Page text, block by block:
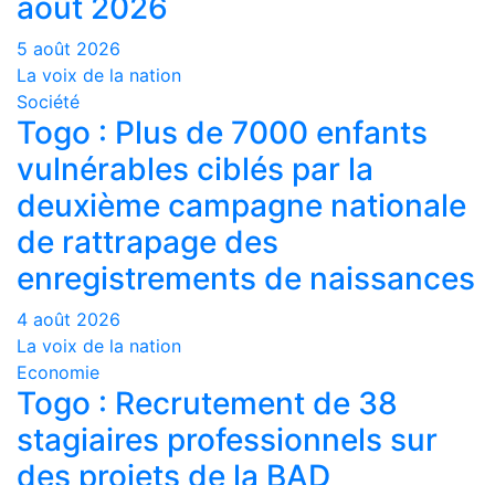
août 2026
5 août 2026
La voix de la nation
Société
Togo : Plus de 7000 enfants
vulnérables ciblés par la
deuxième campagne nationale
de rattrapage des
enregistrements de naissances
4 août 2026
La voix de la nation
Economie
Togo : Recrutement de 38
stagiaires professionnels sur
des projets de la BAD